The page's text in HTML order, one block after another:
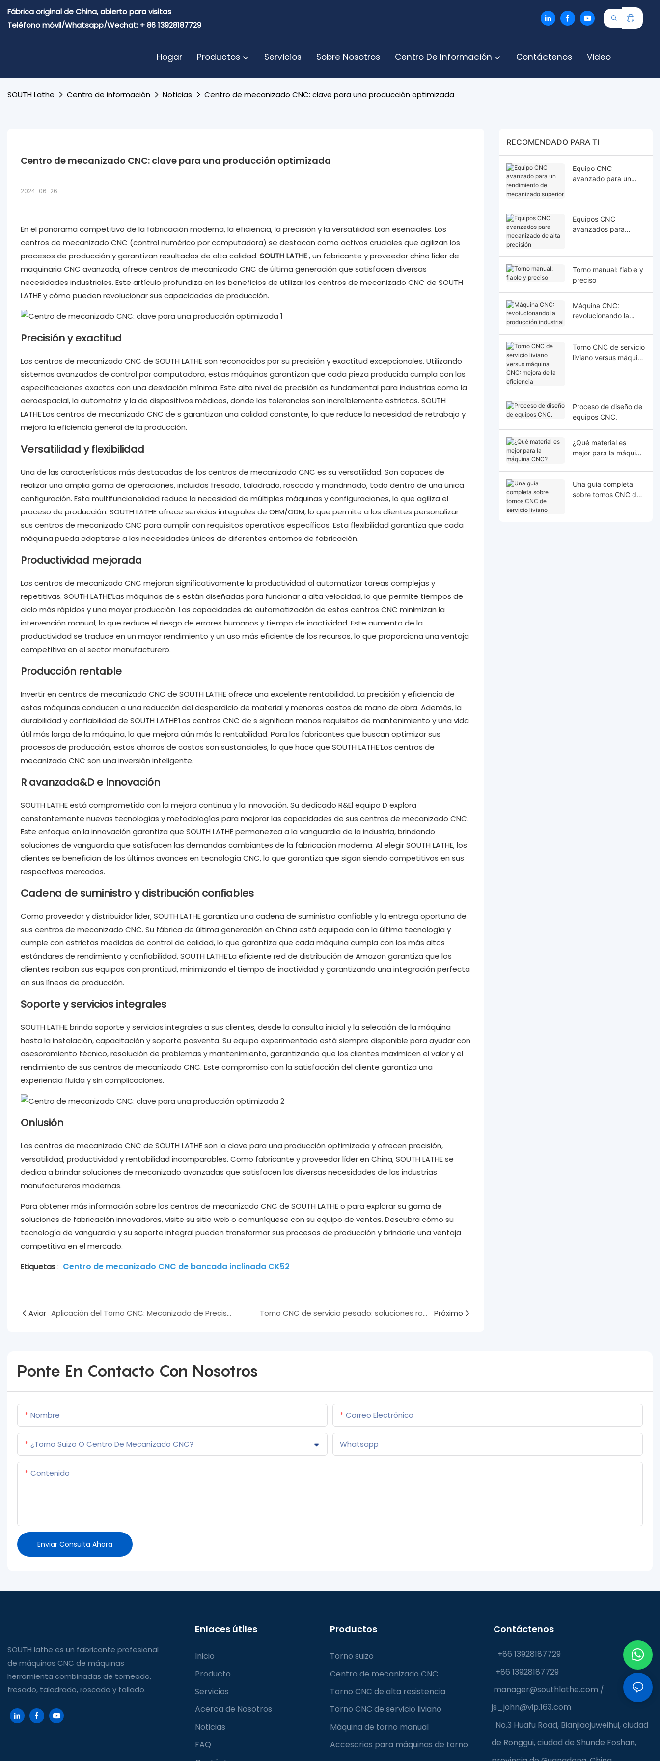
Fábrica original de China, abierto para visitas
Teléfono móvil/Whatsapp/Wechat: + 86 13928187729
Hogar Productos Servicios Sobre Nosotros Centro De Información Contáctenos Video
SOUTH Lathe Centro de información Noticias Centro de mecanizado CNC: clave para una producción optimizada
Centro de mecanizado CNC: clave para una producción optimizada
2024-06-26
En el panorama competitivo de la fabricación moderna, la eficiencia, la precisión y la versatilidad son esenciales. Los
centros de mecanizado CNC (control numérico por computadora) se destacan como activos cruciales que agilizan los
procesos de producción y garantizan resultados de alta calidad. SOUTH LATHE, un fabricante y proveedor chino líder de
maquinaria CNC avanzada, ofrece centros de mecanizado CNC de última generación que satisfacen diversas
necesidades industriales. Este artículo profundiza en los beneficios de utilizar los centros de mecanizado CNC de SOUTH
LATHE y cómo pueden revolucionar sus capacidades de producción.
Precisión y exactitud
Los centros de mecanizado CNC de SOUTH LATHE son reconocidos por su precisión y exactitud excepcionales. Utilizando
sistemas avanzados de control por computadora, estas máquinas garantizan que cada pieza producida cumpla con las
especificaciones exactas con una desviación mínima. Este alto nivel de precisión es fundamental para industrias como la
aeroespacial, la automotriz y la de dispositivos médicos, donde las tolerancias son increíblemente estrictas. SOUTH
LATHE’Los centros de mecanizado CNC de s garantizan una calidad constante, lo que reduce la necesidad de retrabajo y
mejora la eficiencia general de la producción.
Versatilidad y flexibilidad
Una de las características más destacadas de los centros de mecanizado CNC es su versatilidad. Son capaces de
realizar una amplia gama de operaciones, incluidas fresado, taladrado, roscado y mandrinado, todo dentro de una única
configuración. Esta multifuncionalidad reduce la necesidad de múltiples máquinas y configuraciones, lo que agiliza el
proceso de producción. SOUTH LATHE ofrece servicios integrales de OEM/ODM, lo que permite a los clientes personalizar
sus centros de mecanizado CNC para cumplir con requisitos operativos específicos. Esta flexibilidad garantiza que cada
máquina pueda adaptarse a las necesidades únicas de diferentes entornos de fabricación.
Productividad mejorada
Los centros de mecanizado CNC mejoran significativamente la productividad al automatizar tareas complejas y
repetitivas. SOUTH LATHE’Las máquinas de s están diseñadas para funcionar a alta velocidad, lo que permite tiempos de
ciclo más rápidos y una mayor producción. Las capacidades de automatización de estos centros CNC minimizan la
intervención manual, lo que reduce el riesgo de errores humanos y tiempo de inactividad. Este aumento de la
productividad se traduce en un mayor rendimiento y un uso más eficiente de los recursos, lo que proporciona una ventaja
competitiva en el sector manufacturero.
Producción rentable
Invertir en centros de mecanizado CNC de SOUTH LATHE ofrece una excelente rentabilidad. La precisión y eficiencia de
estas máquinas conducen a una reducción del desperdicio de material y menores costos de mano de obra. Además, la
durabilidad y confiabilidad de SOUTH LATHE’Los centros CNC de s significan menos requisitos de mantenimiento y una vida
útil más larga de la máquina, lo que mejora aún más la rentabilidad. Para los fabricantes que buscan optimizar sus
procesos de producción, estos ahorros de costos son sustanciales, lo que hace que SOUTH LATHE’Los centros de
mecanizado CNC son una inversión inteligente.
R avanzada&D e Innovación
SOUTH LATHE está comprometido con la mejora continua y la innovación. Su dedicado R&El equipo D explora
constantemente nuevas tecnologías y metodologías para mejorar las capacidades de sus centros de mecanizado CNC.
Este enfoque en la innovación garantiza que SOUTH LATHE permanezca a la vanguardia de la industria, brindando
soluciones de vanguardia que satisfacen las demandas cambiantes de la fabricación moderna. Al elegir SOUTH LATHE, los
clientes se benefician de los últimos avances en tecnología CNC, lo que garantiza que sigan siendo competitivos en sus
respectivos mercados.
Cadena de suministro y distribución confiables
Como proveedor y distribuidor líder, SOUTH LATHE garantiza una cadena de suministro confiable y la entrega oportuna de
sus centros de mecanizado CNC. Su fábrica de última generación en China está equipada con la última tecnología y
cumple con estrictas medidas de control de calidad, lo que garantiza que cada máquina cumpla con los más altos
estándares de rendimiento y confiabilidad. SOUTH LATHE’La eficiente red de distribución de Amazon garantiza que los
clientes reciban sus equipos con prontitud, minimizando el tiempo de inactividad y garantizando una integración perfecta
en sus líneas de producción.
Soporte y servicios integrales
SOUTH LATHE brinda soporte y servicios integrales a sus clientes, desde la consulta inicial y la selección de la máquina
hasta la instalación, capacitación y soporte posventa. Su equipo experimentado está siempre disponible para ayudar con
asesoramiento técnico, resolución de problemas y mantenimiento, garantizando que los clientes maximicen el valor y el
rendimiento de sus centros de mecanizado CNC. Este compromiso con la satisfacción del cliente garantiza una
experiencia fluida y sin complicaciones.
Onlusión
Los centros de mecanizado CNC de SOUTH LATHE son la clave para una producción optimizada y ofrecen precisión,
versatilidad, productividad y rentabilidad incomparables. Como fabricante y proveedor líder en China, SOUTH LATHE se
dedica a brindar soluciones de mecanizado avanzadas que satisfacen las diversas necesidades de las industrias
manufactureras modernas.
Para obtener más información sobre los centros de mecanizado CNC de SOUTH LATHE o para explorar su gama de
soluciones de fabricación innovadoras, visite su sitio web o comuníquese con su equipo de ventas. Descubra cómo su
tecnología de vanguardia y su soporte integral pueden transformar sus procesos de producción y brindarle una ventaja
competitiva en el mercado.
Etiquetas: Centro de mecanizado CNC de bancada inclinada CK52
Aviar Aplicación del Torno CNC: Mecanizado de Precisión con SOUTH LATHE Torno CNC de servicio pesado: soluciones robustas para mecanizado pesado Próximo
RECOMENDADO PARA TI
Equipo CNC
avanzado para un
Equipos CNC
avanzados para
Torno manual: fiable y
preciso
Máquina CNC:
revolucionando la
Torno CNC de servicio
liviano versus máquina
Proceso de diseño de
equipos CNC.
¿Qué material es
mejor para la máquina
Una guía completa
sobre tornos CNC de
Ponte En Contacto Con Nosotros
Nombre Correo Electrónico
¿Torno Suizo O Centro De Mecanizado CNC? Whatsapp
Contenido
Enviar Consulta Ahora
SOUTH lathe es un fabricante profesional
de máquinas CNC de máquinas
herramienta combinadas de torneado,
fresado, taladrado, roscado y tallado.
Enlaces útiles
Inicio
Producto
Servicios
Acerca de Nosotros
Noticias
FAQ
Productos
Torno suizo
Centro de mecanizado CNC
Torno CNC de alta resistencia
Torno CNC de servicio liviano
Máquina de torno manual
Accesorios para máquinas de torno
Contáctenos
+86 13928187729
+86 13928187729
manager@southlathe.com /
js_john@vip.163.com
No.3 Huafu Road, Bianjiaojuweihui, ciudad
de Ronggui, ciudad de Shunde Foshan,